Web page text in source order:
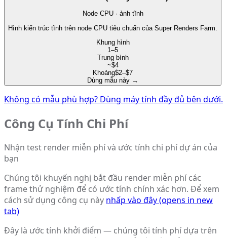
Node CPU · ảnh tĩnh
Hình kiến trúc tĩnh trên node CPU tiêu chuẩn của Super Renders Farm.
Khung hình
1–5
Trung bình
~$4
Khoảng$2–$7
Dùng mẫu này →
Không có mẫu phù hợp? Dùng máy tính đầy đủ bên dưới.
Công Cụ Tính Chi Phí
Nhận test render miễn phí và ước tính chi phí dự án của
bạn
Chúng tôi khuyến nghị bắt đầu render miễn phí các
frame thử nghiệm để có ước tính chính xác hơn. Để xem
cách sử dụng công cụ này nhấp vào đây(opens in new
tab)
Đây là ước tính khởi điểm — chúng tôi tính phí dựa trên